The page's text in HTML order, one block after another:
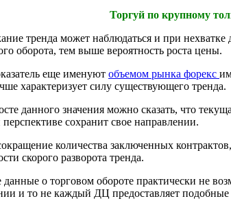
Торгуй по крупному
тренда может наблюдаться и при
оборота, тем выше вероятность роста цены.
еще именуют объемом рынка форекс
характеризует силу существующего тренда.
данного значения можно сказать, что
сохранит свое направлении.
количества заключенных
скорого разворота тренда.
о торговом обороте практически не
и то не каждый ДЦ предоставляет подобные